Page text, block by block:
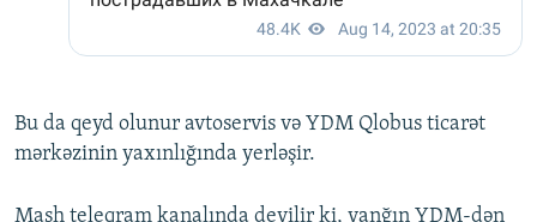
Bu da qeyd olunur avtoservis və YDM Qlobus ticarət
mərkəzinin yaxınlığında yerləşir.
Mash teleqram kanalında deyilir ki, yanğın YDM-dən